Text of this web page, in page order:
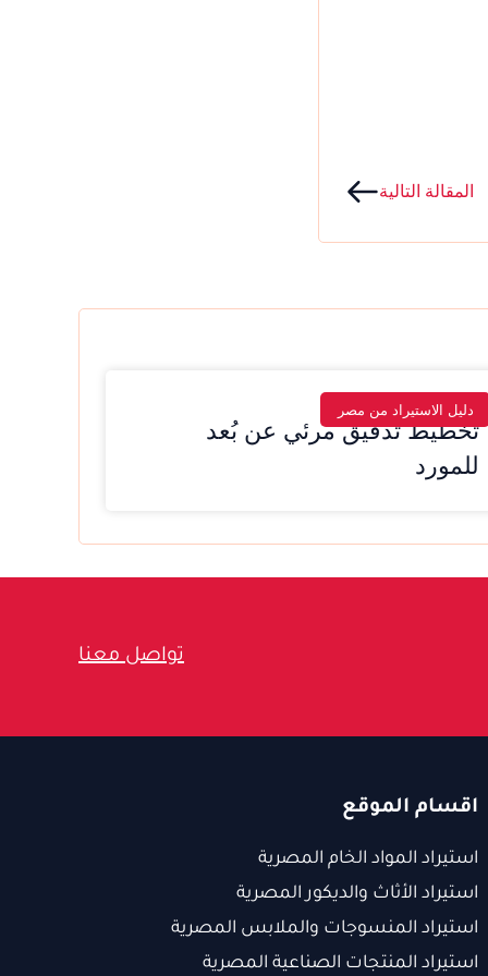
المقالة التاليةNext
دليل الاستيراد من مصر
تخطيط تدقيق مرئي عن بُعد
للمورد
تواصل معنا
اقسام الموقع
استيراد المواد الخام المصرية
استيراد الأثاث والديكور المصرية
استيراد المنسوجات والملابس المصرية
استيراد المنتجات الصناعية المصرية